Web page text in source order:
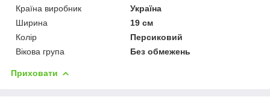
Країна виробник
Україна
Ширина
19 см
Колір
Персиковий
Вікова група
Без обмежень
Приховати